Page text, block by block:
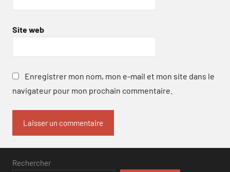
Site web
Enregistrer mon nom, mon e-mail et mon site dans le
navigateur pour mon prochain commentaire.
Rechercher